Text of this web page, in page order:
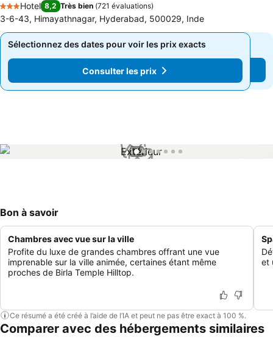
3 Étoiles
Hotel 8,2 Très bien (721 évaluations)
3-6-43, Himayathnagar, Hyderabad, 500029, Inde
Sélectionnez des dates pour voir les prix exacts
Consulter les prix
Sélectionnez des dates pour voir les prix exacts
Consulter les prix
1 / 7
Bon à savoir
Chambres avec vue sur la ville
Profite du luxe de grandes chambres offrant une vue
imprenable sur la ville animée, certaines étant même
proches de Birla Temple Hilltop.
et
Ce résumé a été créé à l’aide de l’IA et peut ne pas être exact à 100 %.
Comparer avec des hébergements similaires